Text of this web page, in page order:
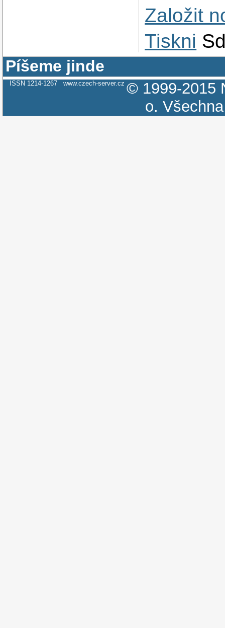
Založit
Tiskni
Píšeme jinde
ISSN 1214-1267 www.czech-server.cz © 1999-2015
o.